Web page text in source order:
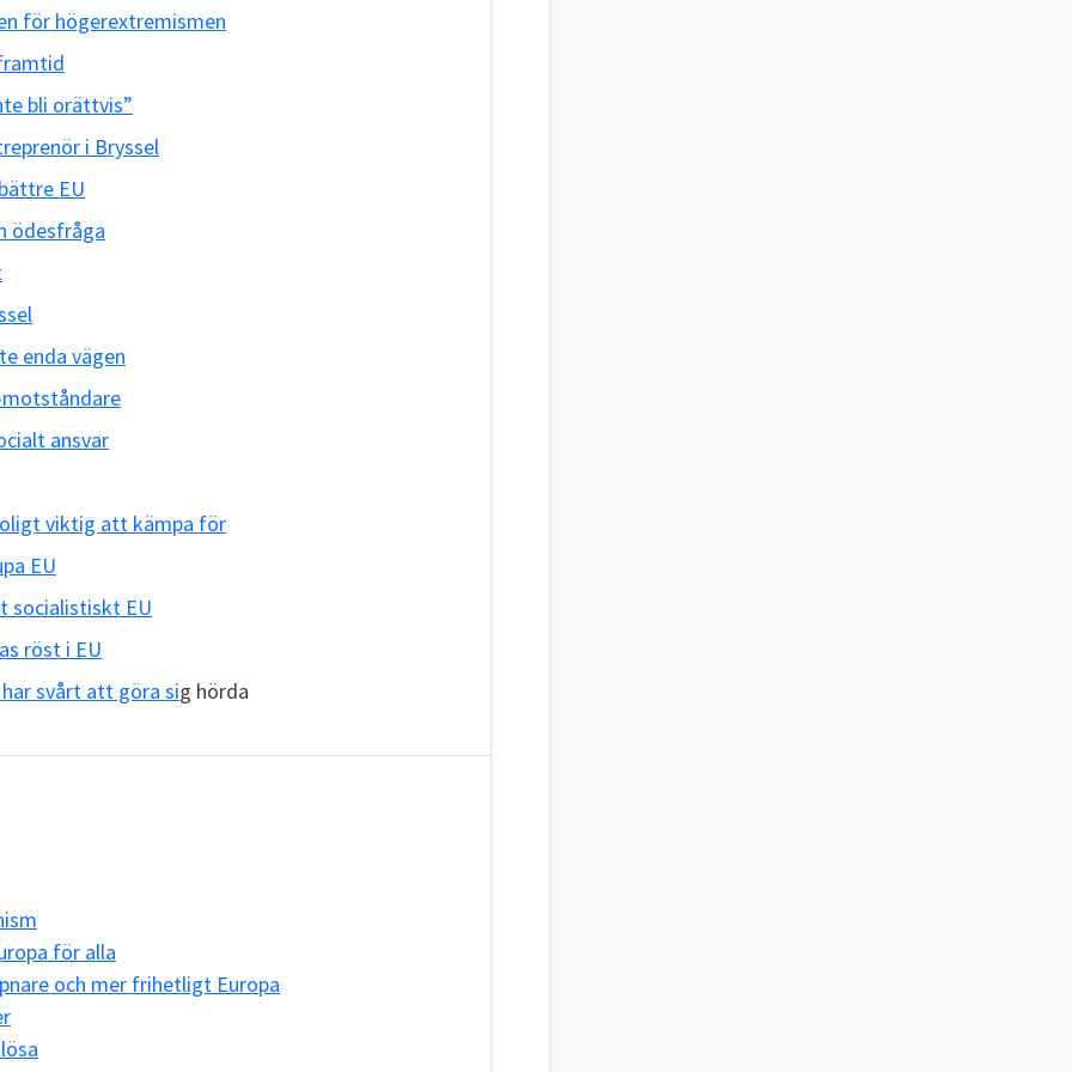
för högerextremismen
bli orättvis”
i Bryssel
EU
ödesfråga
enda vägen
ansvar
viktig att kämpa för
EU
socialistiskt EU
röst i EU
svårt att göra sig hörda
för alla
och mer frihetligt Europa